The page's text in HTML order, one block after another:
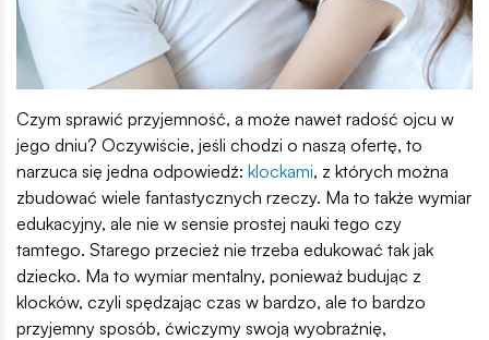
Czym sprawić przyjemność, a może nawet radość ojcu w
jego dniu? Oczywiście, jeśli chodzi o naszą ofertę, to
narzuca się jedna odpowiedź: klockami, z których można
zbudować wiele fantastycznych rzeczy. Ma to także wymiar
edukacyjny, ale nie w sensie prostej nauki tego czy
tamtego. Starego przecież nie trzeba edukować tak jak
dziecko. Ma to wymiar mentalny, ponieważ budując z
klocków, czyli spędzając czas w bardzo, ale to bardzo
przyjemny sposób, ćwiczymy swoją wyobraźnię,